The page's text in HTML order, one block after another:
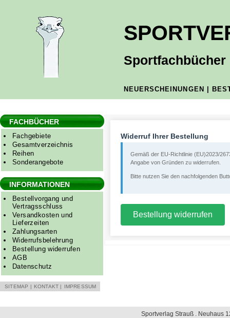
NEUERSCHEINUNGEN
FACHBÜCHER
Fachgebiete
Gesamtverzeichnis
Reihen
Sonderangebote
INFORMATIONEN
Bestellvorgang und
Vertragsschluss
Versandkosten und
Lieferzeiten
Zahlungsarten
Widerrufsbelehrung
Bestellung widerrufen
AGB
Datenschutz
SITEMAP | KONTAKT | IMPRESSUM
Widerruf Ihrer Bestellung
Gemäß der EU-Richtlinie (EU)2023/
Angabe von Gründen zu widerrufen.
Bitte nutzen Sie den nachfolgenden
Bestellung widerrufen
Sportverlag Strauß . Neuhaus